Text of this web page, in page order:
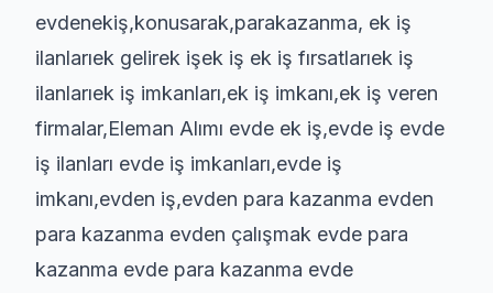
evdenekiş,konusarak,parakazanma, ek iş
ilanlarıek gelirek işek iş ek iş fırsatlarıek iş
ilanlarıek iş imkanları,ek iş imkanı,ek iş veren
firmalar,Eleman Alımı evde ek iş,evde iş evde
iş ilanları evde iş imkanları,evde iş
imkanı,evden iş,evden para kazanma evden
para kazanma evden çalışmak evde para
kazanma evde para kazanma evde